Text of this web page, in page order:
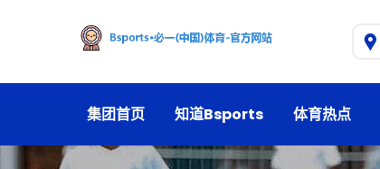
集团首页 知道Bsports 体育热点